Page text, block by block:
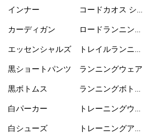
インナー
カーディガン
エッセンシャルズ
黒ショートパンツ
黒ボトムス
白パーカー
白シューズ
コードカオス シ
ロードランニング
トレイルランニン
ランニングウェア
ランニングボトム
トレーニングウェ
トレーニングアク